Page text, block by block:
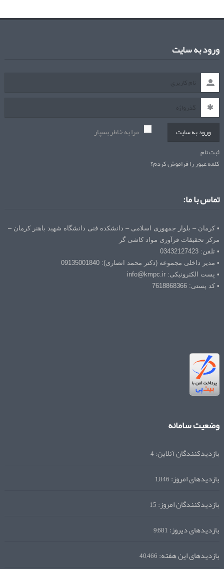
ورود به سایت
ورود به سایت مرا به خاطر بسپار
ثبت نام
کلمه عبور را فراموش کردم؟
تماس با ما:
• کرمان – بلوار جمهوری اسلامی – دانشکده فنی دانشگاه شهید باهنر کرمان –
مرکز تحقیقات فرآوری مواد کاشی گر
• تلفن: 03432127423
• مدیر داخلی مجموعه (دکتر محمد انصاری): 09135001840
• پست الکترونیکی: info@kmpc.ir
• کد پستی: 7618868366
وضعیت سامانه
بازدیدکنندگان آنلاین:4
بازدیدهای امروز:1,846
بازدیدکنندگان امروز:15
بازدیدهای دیروز:9,681
بازدیدهای این هفته:40,466